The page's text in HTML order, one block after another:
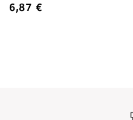
6,87 €